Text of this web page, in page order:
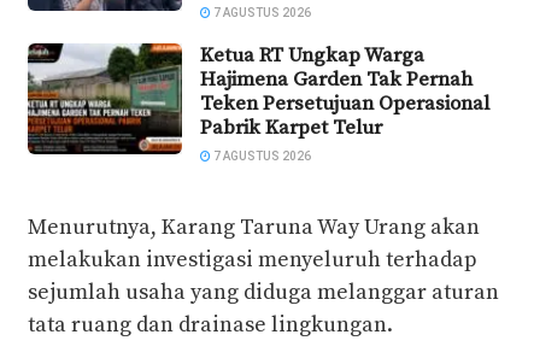
7 AGUSTUS 2026
Ketua RT Ungkap Warga
Hajimena Garden Tak Pernah
Teken Persetujuan Operasional
Pabrik Karpet Telur
7 AGUSTUS 2026
Menurutnya, Karang Taruna Way Urang akan
melakukan investigasi menyeluruh terhadap
sejumlah usaha yang diduga melanggar aturan
tata ruang dan drainase lingkungan.